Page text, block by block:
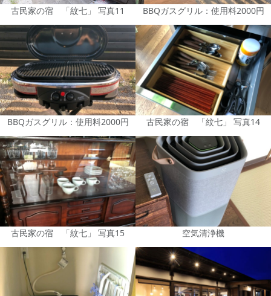
古民家の宿 「紋七」 写真11 BBQガスグリル：使用料2000円
BBQガスグリル：使用料2000円 古民家の宿 「紋七」 写真14
古民家の宿 「紋七」 写真15 空気清浄機